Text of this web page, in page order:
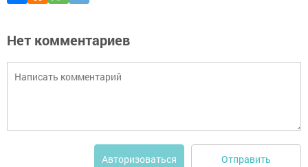
Нет комментариев
Авторизоваться Отправить